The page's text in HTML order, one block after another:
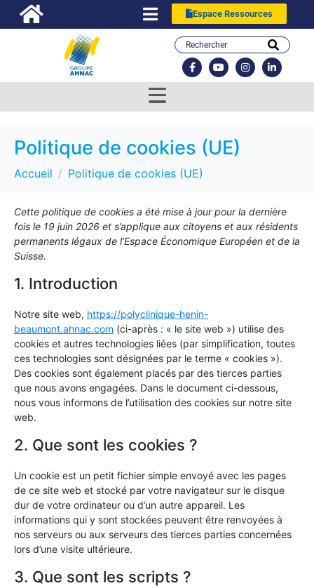
Espace Ressources
Politique de cookies (UE)
Accueil Politique de cookies (UE)
Cette politique de cookies a été mise à jour pour la dernière
fois le 19 juin 2026 et s’applique aux citoyens et aux résidents
permanents légaux de l’Espace Économique Européen et de la
Suisse.
1. Introduction
Notre site web, https://polyclinique-henin-
beaumont.ahnac.com (ci-après : « le site web ») utilise des
cookies et autres technologies liées (par simplification, toutes
ces technologies sont désignées par le terme « cookies »).
Des cookies sont également placés par des tierces parties
que nous avons engagées. Dans le document ci-dessous,
nous vous informons de l’utilisation des cookies sur notre site
web.
2. Que sont les cookies ?
Un cookie est un petit fichier simple envoyé avec les pages
de ce site web et stocké par votre navigateur sur le disque
dur de votre ordinateur ou d’un autre appareil. Les
informations qui y sont stockées peuvent être renvoyées à
nos serveurs ou aux serveurs des tierces parties concernées
lors d’une visite ultérieure.
3. Que sont les scripts ?